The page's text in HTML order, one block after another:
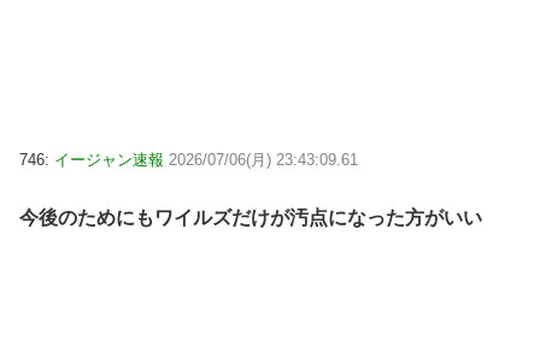
746: イージャン速報 2026/07/06(月) 23:43:09.61
今後のためにもワイルズだけが汚点になった方がいい